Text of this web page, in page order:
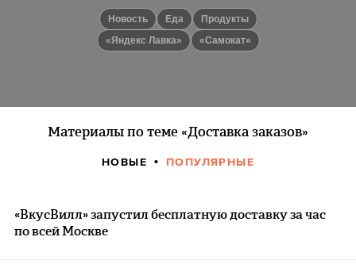
Новость еда
продукты
«Яндекс Лавка»
«Самокат»
Материалы по теме «Доставка заказов»
НОВЫЕ ПОПУЛЯРНЫЕ
«ВкусВилл» запустил бесплатную доставку за час
по всей Москве